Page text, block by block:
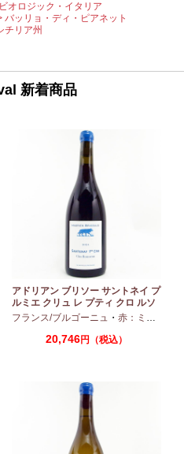
ビオロジック・イタリア
バッリョ・ディ・ピアネット
チリア州
新着商品
アドリアン ブリソー サントネイ プ
ルミエ クリュ レ プティ クロ ルソ
ー 2024 750ml
フランス/ブルゴーニュ ・ 赤：ミディアムボディ
20,746円（税込）